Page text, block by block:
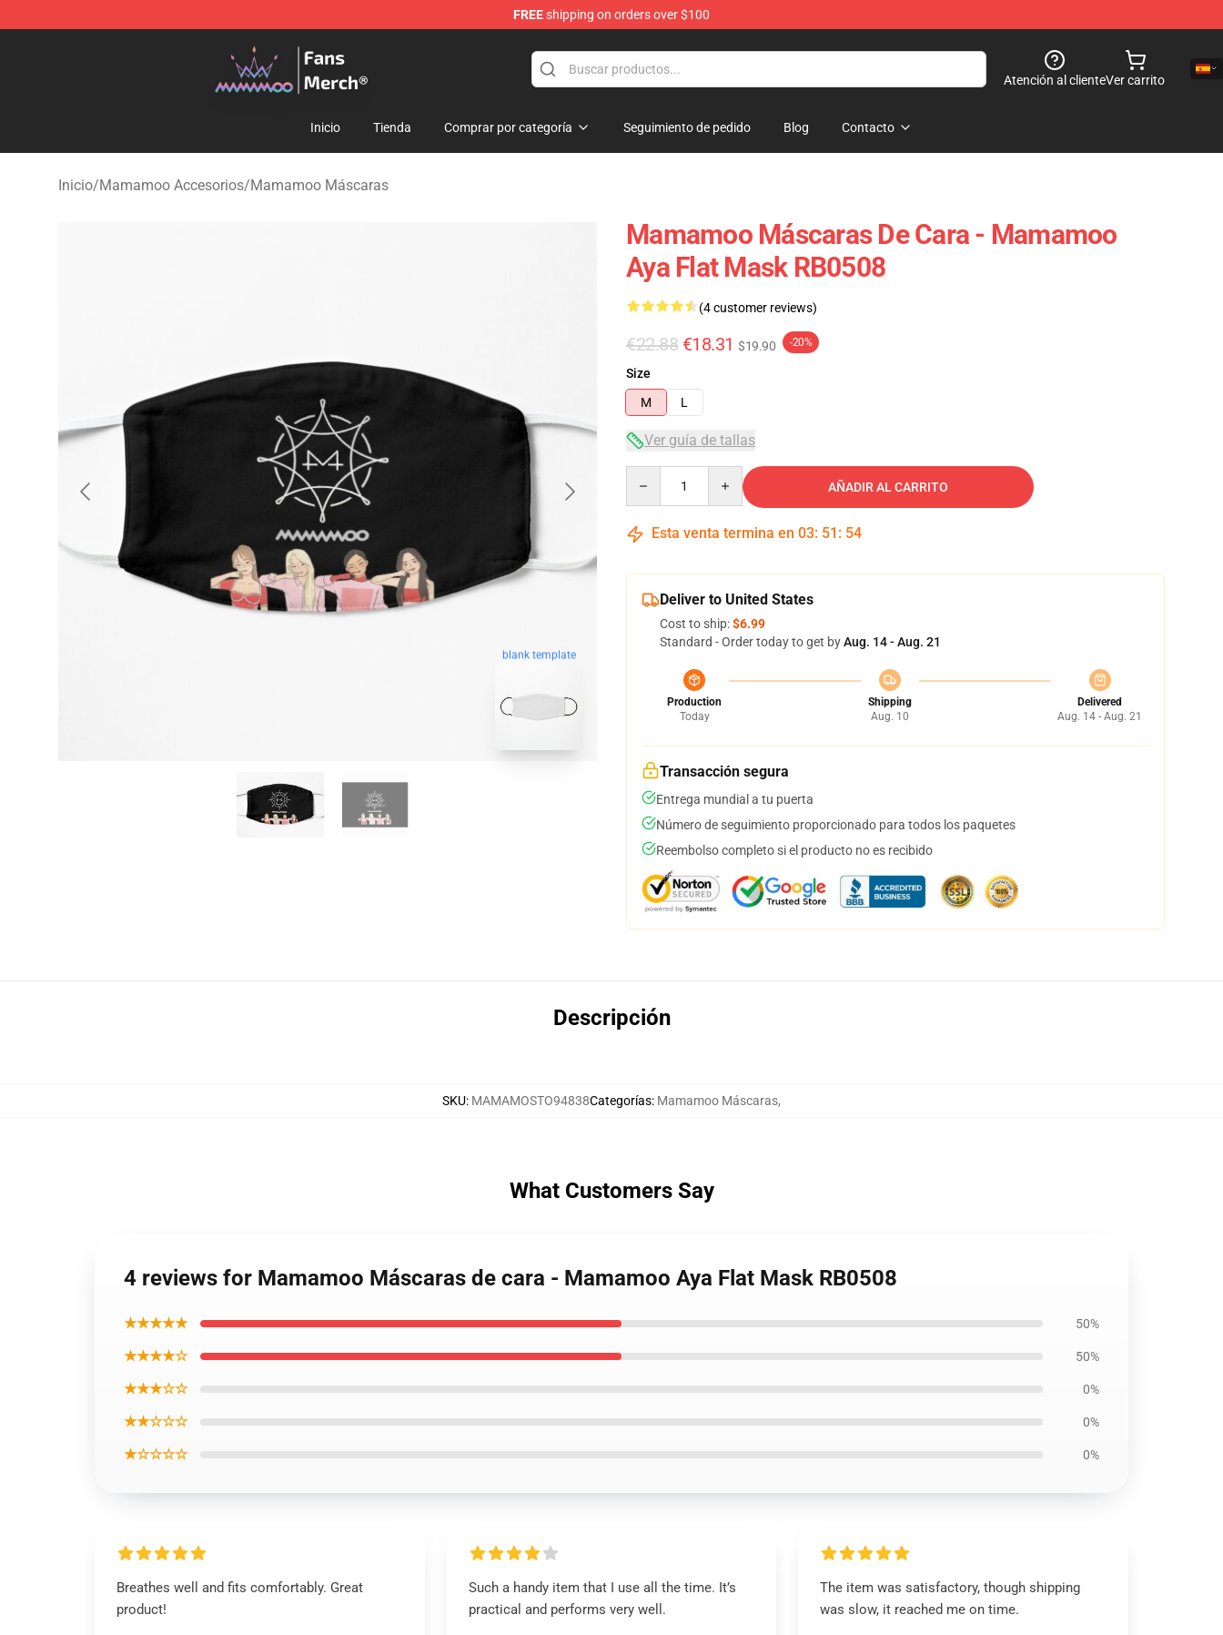
FREEshipping on orders over $100
Mamamoo Store - Official Mamamoo Merchandise Shop
Atención al clienteVer carrito
Inicio Tienda Comprar por categoría Seguimiento de pedido Blog Contacto
Inicio/Mamamoo Accesorios/Mamamoo Máscaras
blank template
Mamamoo Máscaras De Cara - Mamamoo
Aya Flat Mask RB0508
(4 customer reviews)
€22.88 €18.31 $19.90 -20%
Size
M
L
Ver guía de tallas
AÑADIR AL CARRITO
Esta venta termina en 03: 51 : 53
Deliver to United States
Cost to ship:$6.99
Standard - Order today to get byAug. 14 - Aug. 21
Production
Today
Shipping
Aug. 10
Delivered
Aug. 14 - Aug. 21
Transacción segura
Entrega mundial a tu puerta
Número de seguimiento proporcionado para todos los paquetes
Reembolso completo si el producto no es recibido
Descripción
SKU: MAMAMOSTO94838Categorías: Mamamoo Máscaras,
What Customers Say
4 reviews for Mamamoo Máscaras de cara - Mamamoo Aya Flat Mask RB0508
★★★★★ 50%
★★★★☆ 50%
★★★☆☆ 0%
★★☆☆☆ 0%
★☆☆☆☆ 0%
Breathes well and fits comfortably. Great
product!
Such a handy item that I use all the time. It’s
practical and performs very well.
The item was satisfactory, though shipping
was slow, it reached me on time.